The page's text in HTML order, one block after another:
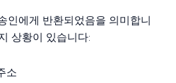
인에게 반환되었음을 의미합니
상황이 있습니다:
소